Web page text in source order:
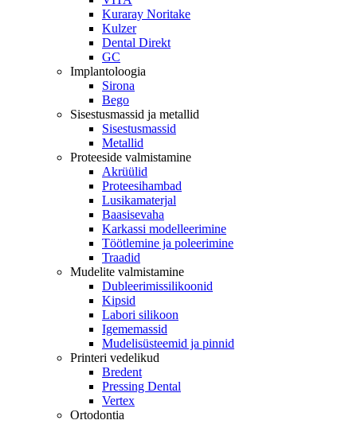
Kuraray Noritake
Kulzer
Dental Direkt
GC
Implantoloogia
Sirona
Bego
Sisestusmassid ja metallid
Sisestusmassid
Metallid
Proteeside valmistamine
Akrüülid
Proteesihambad
Lusikamaterjal
Baasisevaha
Karkassi modelleerimine
Töötlemine ja poleerimine
Traadid
Mudelite valmistamine
Dubleerimissilikoonid
Kipsid
Labori silikoon
Igememassid
Mudelisüsteemid ja pinnid
Printeri vedelikud
Bredent
Pressing Dental
Vertex
Ortodontia